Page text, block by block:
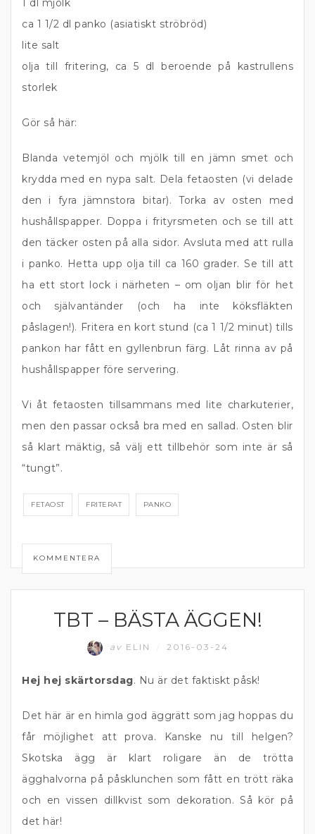
1 dl mjölk
ca 1 1/2 dl panko (asiatiskt ströbröd)
lite salt
olja till fritering, ca 5 dl beroende på kastrullens
storlek
Gör så här:
Blanda vetemjöl och mjölk till en jämn smet och
krydda med en nypa salt. Dela fetaosten (vi delade
den i fyra jämnstora bitar). Torka av osten med
hushållspapper. Doppa i frityrsmeten och se till att
den täcker osten på alla sidor. Avsluta med att rulla
i panko. Hetta upp olja till ca 160 grader. Se till att
ha ett stort lock i närheten – om oljan blir för het
och självantänder (och ha inte köksfläkten
påslagen!). Fritera en kort stund (ca 1 1/2 minut) tills
pankon har fått en gyllenbrun färg. Låt rinna av på
hushållspapper före servering.
Vi åt fetaosten tillsammans med lite charkuterier,
men den passar också bra med en sallad. Osten blir
så klart mäktig, så välj ett tillbehör som inte är så
“tungt”.
FETAOST FRITERAT PANKO
KOMMENTERA
FÄRSTBT – BÄSTA ÄGGEN!
av ELIN 2016-03-24
Hej hej skärtorsdag. Nu är det faktiskt påsk!
Det här är en himla god äggrätt som jag hoppas du
får möjlighet att prova. Kanske nu till helgen?
Skotska ägg är klart roligare än de trötta
ägghalvorna på påsklunchen som fått en trött räka
och en vissen dillkvist som dekoration. Så kör på
det här!